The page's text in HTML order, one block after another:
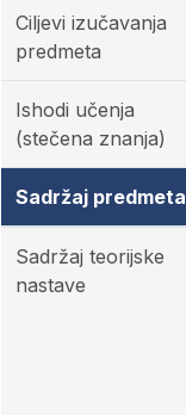
Ciljevi izučavanja
predmeta
Ishodi učenja
(stečena znanja)
Sadržaj predmeta
Sadržaj teorijske
nastave